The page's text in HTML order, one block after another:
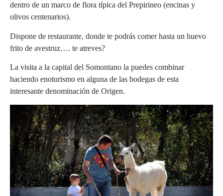
dentro de un marco de flora típica del Prepirineo (encinas y
olivos centenarios).
Dispone de restaurante, donde te podrás comer hasta un huevo
frito de avestruz…. te atreves?
La visita a la capital del Somontano la puedes combinar
haciendo enoturismo en alguna de las bodegas de esta
interesante denominación de Origen.